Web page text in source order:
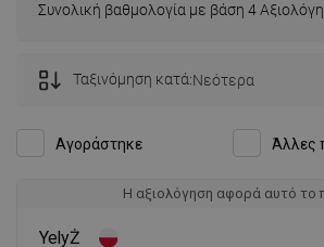
Συνολική βαθμολογία με βάση 4
Αγοράστηκε Άλλες
Ταξινόμηση κατά:Νεότερα
Η αξιολόγηση αφορά αυτό το
YelyŻ